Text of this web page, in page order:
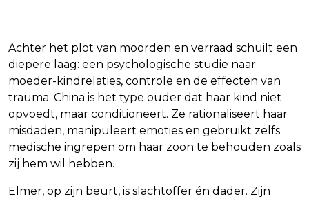
Achter het plot van moorden en verraad schuilt een
diepere laag: een psychologische studie naar
moeder-kindrelaties, controle en de effecten van
trauma. China is het type ouder dat haar kind niet
opvoedt, maar conditioneert. Ze rationaliseert haar
misdaden, manipuleert emoties en gebruikt zelfs
medische ingrepen om haar zoon te behouden zoals
zij hem wil hebben.
Elmer, op zijn beurt, is slachtoffer én dader. Zijn